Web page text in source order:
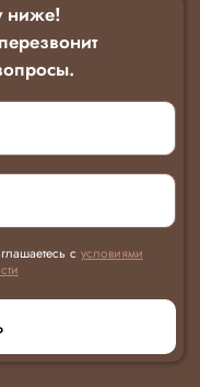
ниже!
с условиями